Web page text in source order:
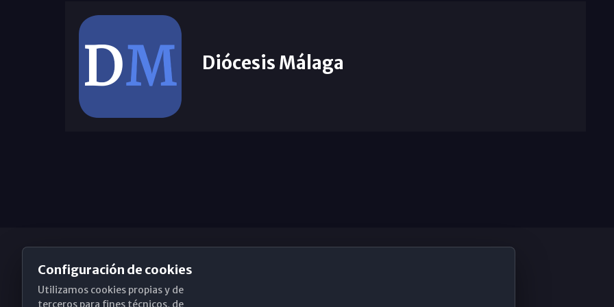
Diócesis Málaga
Obispado de Málaga
Configuración de cookies
Utilizamos cookies propias y de
terceros para fines técnicos, de